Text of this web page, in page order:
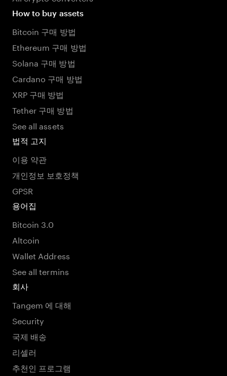
How to buy assets
Bitcoin 구매 방법
Ethereum 구매 방법
Solana 구매 방법
Cardano 구매 방법
XRP 구매 방법
Tether 구매 방법
See all assets
법적 고지
이용 약관
개인정보 보호정책
GPSR
용어집
Bitcoin 3.0
Altcoin
Wallet Address
See all termins
회사
Tangem 에 대해
Security
국제 배송
리셀러
추천인 프로그램